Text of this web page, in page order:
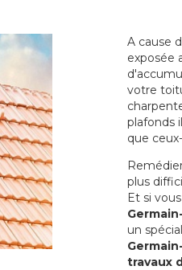
A cause
exposée
votre
plafonds
que
plus
Et si
un
travaux